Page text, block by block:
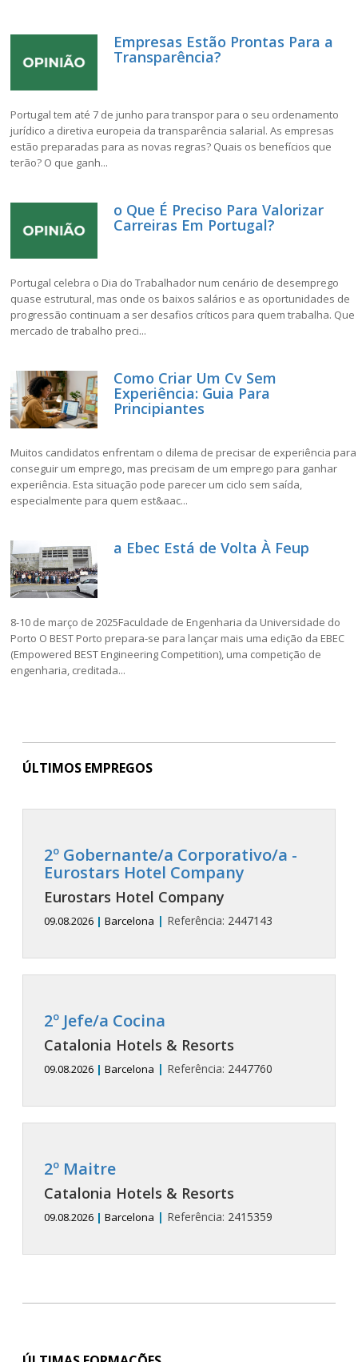
Empresas Estão Prontas Para a
Transparência?
Portugal tem até 7 de junho para transpor para o seu ordenamento
jurídico a diretiva europeia da transparência salarial. As empresas
estão preparadas para as novas regras? Quais os benefícios que
terão? O que ganh...
o Que É Preciso Para Valorizar
Carreiras Em Portugal?
Portugal celebra o Dia do Trabalhador num cenário de desemprego
quase estrutural, mas onde os baixos salários e as oportunidades de
progressão continuam a ser desafios críticos para quem trabalha. Que
mercado de trabalho preci...
Como Criar Um Cv Sem
Experiência: Guia Para
Principiantes
Muitos candidatos enfrentam o dilema de precisar de experiência para
conseguir um emprego, mas precisam de um emprego para ganhar
experiência. Esta situação pode parecer um ciclo sem saída,
especialmente para quem est&aac...
a Ebec Está de Volta À Feup
8-10 de março de 2025Faculdade de Engenharia da Universidade do
Porto O BEST Porto prepara-se para lançar mais uma edição da EBEC
(Empowered BEST Engineering Competition), uma competição de
engenharia, creditada...
ÚLTIMOS EMPREGOS
2º Gobernante/a Corporativo/a -
Eurostars Hotel Company
Eurostars Hotel Company
09.08.2026 | Barcelona | Referência: 2447143
2º Jefe/a Cocina
Catalonia Hotels & Resorts
09.08.2026 | Barcelona | Referência: 2447760
2º Maitre
Catalonia Hotels & Resorts
09.08.2026 | Barcelona | Referência: 2415359